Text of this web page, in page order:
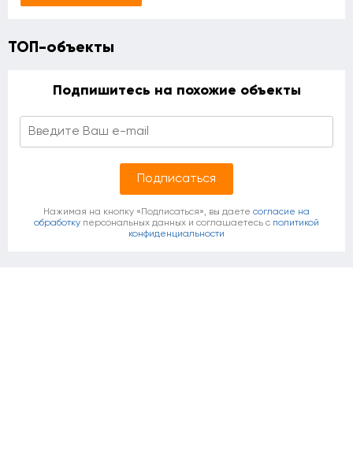
ТОП-объекты
Подпишитесь на похожие объекты
Нажимая на кнопку «Подписаться», вы даете согласие на
обработку персональных данных и соглашаетесь c политикой
конфиденциальности